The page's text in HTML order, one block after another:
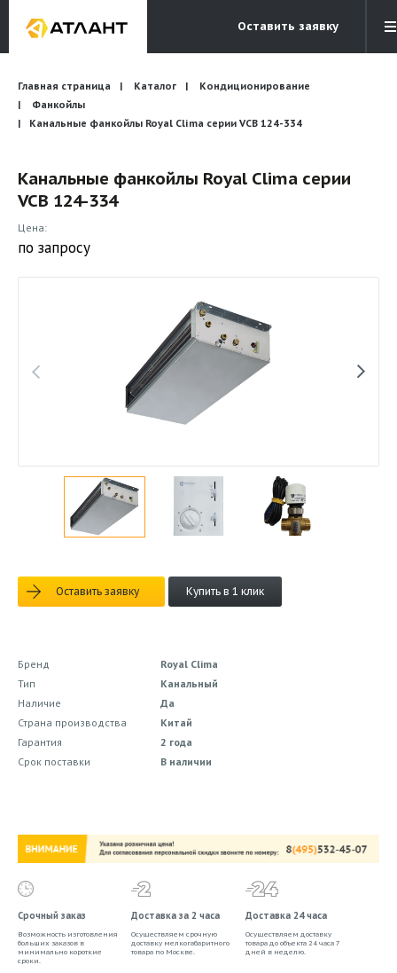
Оставить заявку
Электронная почта
info@atlantcompany.ru
Бесплатный звонок
Бренды
Бланки запросов
Главная страница Каталог
Кондиционирование
Фанкойлы
Канальные фанкойлы Royal Clima серии VCB 124-334
Канальные фанкойлы Royal Clima серии
VCB 124-334
Цена:
по запросу
Оставить заявку Купить в 1 клик
Бренд
Royal Clima
Тип
Канальный
Наличие
Да
Страна производства
Китай
Гарантия
2 года
Срок поставки
В наличии
Срочный заказ
Возможность изготовления
больших заказов в
минимально короткие
сроки.
Доставка за 2 часа
Осуществляем срочную
доставку мелкогабаритного
товара по Москве.
Доставка 24 часа
Осуществляем доставку
товара до объекта 24 часа 7
дней в неделю.